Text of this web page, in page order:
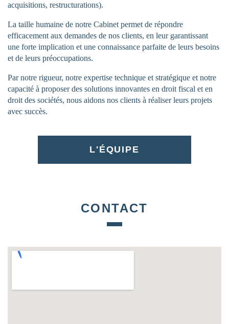
acquisitions, restructurations).
La taille humaine de notre Cabinet permet de répondre
efficacement aux demandes de nos clients, en leur garantissant
une forte implication et une connaissance parfaite de leurs besoins
et de leurs préoccupations.
Par notre rigueur, notre expertise technique et stratégique et notre
capacité à proposer des solutions innovantes en droit fiscal et en
droit des sociétés, nous aidons nos clients à réaliser leurs projets
avec succès.
L'ÉQUIPE
CONTACT